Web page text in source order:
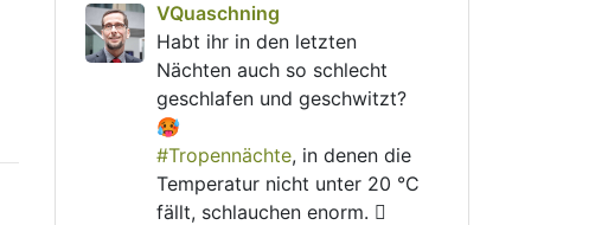
VQuaschning avatar
VQuaschning
Habt ihr in den letzten
Nächten auch so schlecht
geschlafen und geschwitzt?
🥵
#Tropennächte, in denen die
Temperatur nicht unter 20 °C
fällt, schlauchen enorm. 🫩